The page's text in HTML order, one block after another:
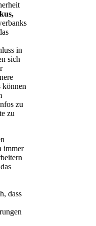
in
sich
zu
zu
immer
dass